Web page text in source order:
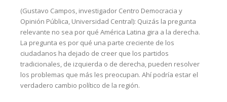
(Gustavo Campos, investigador Centro Democracia y
Opinión Pública, Universidad Central): Quizás la pregunta
relevante no sea por qué América Latina gira a la derecha.
La pregunta es por qué una parte creciente de los
ciudadanos ha dejado de creer que los partidos
tradicionales, de izquierda o de derecha, pueden resolver
los problemas que más les preocupan. Ahí podría estar el
verdadero cambio político de la región.